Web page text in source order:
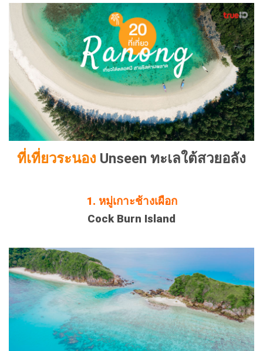
ที่เที่ยวระนอง Unseen ทะเลใต้สวยอลัง
1. หมู่เกาะช้างเผือก
Cock Burn Island